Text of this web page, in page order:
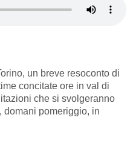
un breve resoconto di
concitate ore in val di
che si svolgeranno
domani pomeriggio, in